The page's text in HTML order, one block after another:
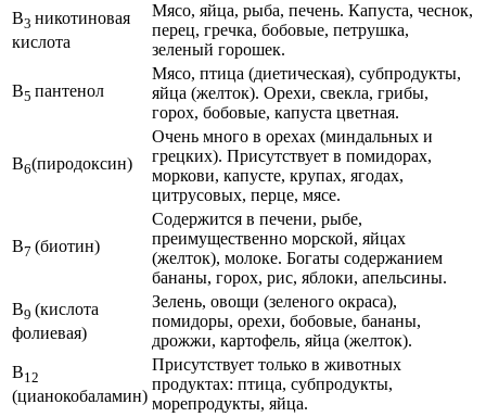
В3 никотиновая
кислота
Мясо, яйца, рыба, печень. Капуста, чеснок,
перец, гречка, бобовые, петрушка,
зеленый горошек.
В5 пантенол
Мясо, птица (диетическая), субпродукты,
яйца (желток). Орехи, свекла, грибы,
горох, бобовые, капуста цветная.
В6(пиродоксин)
Очень много в орехах (миндальных и
грецких). Присутствует в помидорах,
моркови, капусте, крупах, ягодах,
цитрусовых, перце, мясе.
В7 (биотин)
Содержится в печени, рыбе,
преимущественно морской, яйцах
(желток), молоке. Богаты содержанием
бананы, горох, рис, яблоки, апельсины.
В9 (кислота
фолиевая)
Зелень, овощи (зеленого окраса),
помидоры, орехи, бобовые, бананы,
дрожжи, картофель, яйца (желток).
В12
(цианокобаламин)
Присутствует только в животных
продуктах: птица, субпродукты,
морепродукты, яйца.